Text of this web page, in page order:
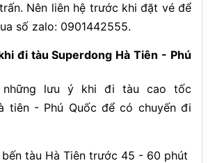
Nên liên hệ trước khi đặt vé để
số zalo: 0901442555.
đi tàu Superdong Hà Tiên - Phú
lưu ý khi đi tàu cao tốc
tiên - Phú Quốc để có chuyến đi
bến tàu Hà Tiên trước 45 - 60 phút